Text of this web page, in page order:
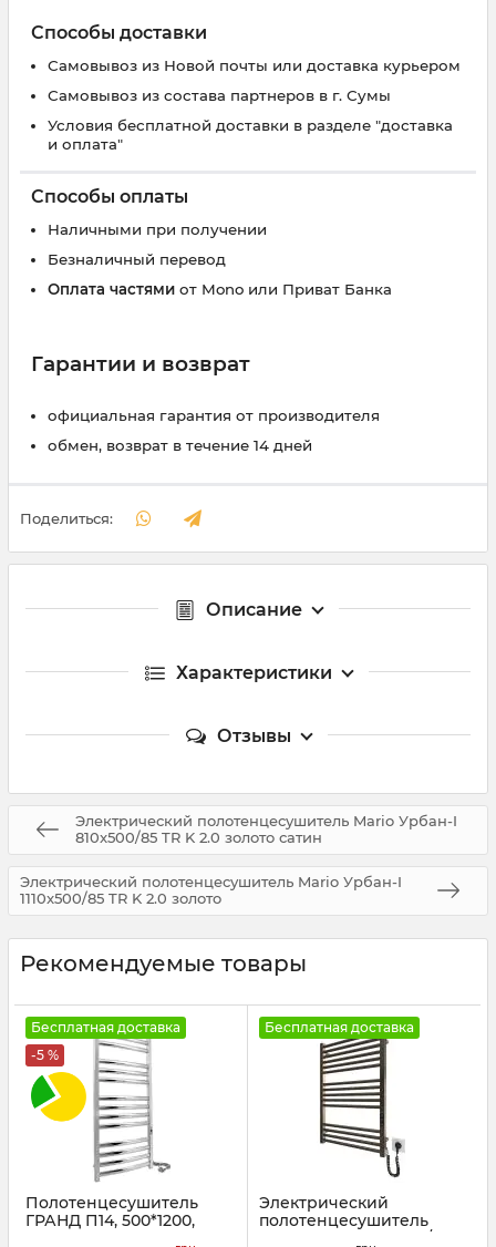
Способы доставки
Самовывоз из Новой почты или доставка курьером
Самовывоз из состава партнеров в г. Сумы
Условия бесплатной доставки в разделе "доставка
и оплата"
Способы оплаты
Наличными при получении
Безналичный перевод
Оплата частями от Mono или Приват Банка
Гарантии и возврат
официальная гарантия от производителя
обмен, возврат в течение 14 дней
Поделиться:
Описание
Характеристики
Отзывы
Электрический полотенцесушитель Mario Урбан-I
810x500/85 TR K 2.0 золото сатин
Электрический полотенцесушитель Mario Урбан-I
1110x500/85 TR K 2.0 золото
Рекомендуемые товары
Бесплатная доставка
-5 %
Полотенцесушитель
ГРАНД П14, 500*1200,
Бесплатная доставка
Электрический
полотенцесушитель
Mario Гера-I 800х500/80